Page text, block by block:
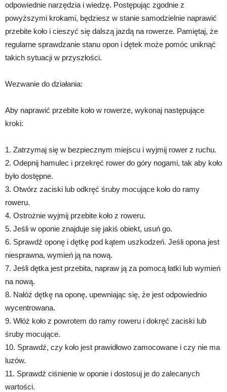
odpowiednie narzędzia i wiedzę. Postępując zgodnie z
powyższymi krokami, będziesz w stanie samodzielnie naprawić
przebite koło i cieszyć się dalszą jazdą na rowerze. Pamiętaj, że
regularne sprawdzanie stanu opon i dętek może pomóc uniknąć
takich sytuacji w przyszłości.
Wezwanie do działania:
Aby naprawić przebite koło w rowerze, wykonaj następujące
kroki:
1. Zatrzymaj się w bezpiecznym miejscu i wyjmij rower z ruchu.
2. Odepnij hamulec i przekręć rower do góry nogami, tak aby koło
było dostępne.
3. Otwórz zaciski lub odkręć śruby mocujące koło do ramy
roweru.
4. Ostrożnie wyjmij przebite koło z roweru.
5. Jeśli w oponie znajduje się jakiś obiekt, usuń go.
6. Sprawdź oponę i dętkę pod kątem uszkodzeń. Jeśli opona jest
niesprawna, wymień ją na nową.
7. Jeśli dętka jest przebita, napraw ją za pomocą łatki lub wymień
na nową.
8. Nałóż dętkę na oponę, upewniając się, że jest odpowiednio
wycentrowana.
9. Włóż koło z powrotem do ramy roweru i dokręć zaciski lub
śruby mocujące.
10. Sprawdź, czy koło jest prawidłowo zamocowane i czy nie ma
luzów.
11. Sprawdź ciśnienie w oponie i dostosuj je do zalecanych
wartości.